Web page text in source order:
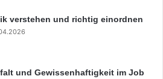
verstehen und richtig einordnen
und Gewissenhaftigkeit im Job